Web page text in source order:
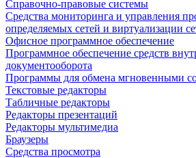
Справочно-правовые системы
Средства мониторинга и управления
определяемых сетей и виртуализации
Офисное программное обеспечение
Программное обеспечение средств
документооборота
Программы для обмена мгновенными
Текстовые редакторы
Табличные редакторы
Редакторы презентаций
Редакторы мультимедиа
Браузеры
Средства просмотра